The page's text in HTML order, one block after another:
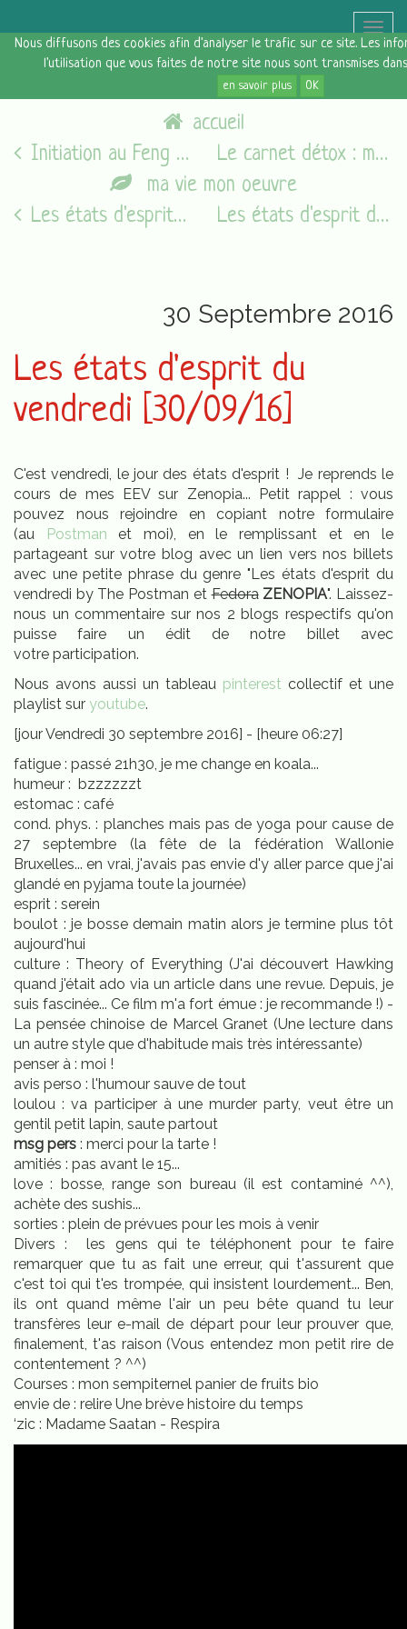
Nous diffusons des cookies afin d'analyser le trafic sur ce site. Les
l'utilisation que vous faites de notre site nous sont transmises
en savoir plus OK
Toggle
accueil
Initiation au Feng Shui chez Zénéco
Le carnet détox : mon espace numérique
ma vie mon oeuvre
Les états d'esprit du vendredi [05/08/16]
Les états d'esprit du vendredi [07/10/16]
30 Septembre 2016
Les états d'esprit du
vendredi [30/09/16]
C'est vendredi, le jour des états d'esprit ! Je reprends le
cours de mes EEV sur Zenopia... Petit rappel : vous
pouvez nous rejoindre en copiant notre formulaire
(au Postman et moi), en le remplissant et en le
partageant sur votre blog avec un lien vers nos billets
avec une petite phrase du genre "Les états d'esprit du
vendredi by The Postman etFedora ZENOPIA". Laissez-
nous un commentaire sur nos 2 blogs respectifs qu'on
puisse faire un édit de notre billet avec
votre participation.
Nous avons aussi un tableau pinterest collectif et une
playlist sur youtube.
[jour Vendredi 30 septembre 2016] - [heure 06:27]
fatigue : passé 21h30, je me change en koala...
humeur : bzzzzzzt
estomac : café
cond. phys. : planches mais pas de yoga pour cause de
27 septembre (la fête de la fédération Wallonie
Bruxelles... en vrai, j'avais pas envie d'y aller parce que j'ai
glandé en pyjama toute la journée)
esprit : serein
boulot : je bosse demain matin alors je termine plus tôt
aujourd'hui
culture : Theory of Everything (J'ai découvert Hawking
quand j'était ado via un article dans une revue. Depuis, je
suis fascinée... Ce film m'a fort émue : je recommande !) -
La pensée chinoise de Marcel Granet (Une lecture dans
un autre style que d'habitude mais très intéressante)
penser à : moi !
avis perso : l'humour sauve de tout
loulou : va participer à une murder party, veut être un
gentil petit lapin, saute partout
msg pers : merci pour la tarte !
amitiés : pas avant le 15...
love : bosse, range son bureau (il est contaminé ^^),
achète des sushis...
sorties : plein de prévues pour les mois à venir
Divers : les gens qui te téléphonent pour te faire
remarquer que tu as fait une erreur, qui t'assurent que
c'est toi qui t'es trompée, qui insistent lourdement... Ben,
ils ont quand même l'air un peu bête quand tu leur
transfères leur e-mail de départ pour leur prouver que,
finalement, t'as raison (Vous entendez mon petit rire de
contentement ? ^^)
Courses : mon sempiternel panier de fruits bio
envie de : relire Une brève histoire du temps
‘zic : Madame Saatan - Respira